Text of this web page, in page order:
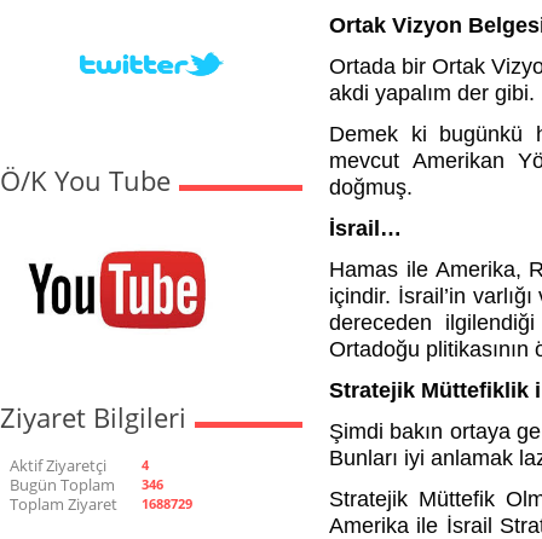
Ö/K You Tube
Ziyaret Bilgileri
Aktif Ziyaretçi 4
Bugün Toplam 346
Toplam Ziyaret 1688729
Ortak Vizyon
Ortada bir Ortak
akdi yapalım der
Demek ki bugünkü
mevcut Amerikan
doğmuş.
İsrail…
Hamas ile Amerika,
içindir. İsrail’in
dereceden
Ortadoğu plitikasının
Stratejik Müttefiklik
Şimdi bakın ortaya
Bunları iyi anlamak
Stratejik Müttefik
Amerika ile İsrail